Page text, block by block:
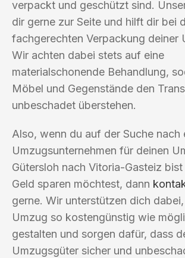
verpackt und geschützt sind.
dir gerne zur Seite und hilft dir bei
fachgerechten Verpackung deiner
Wir achten dabei stets auf eine
materialschonende Behandlung,
Möbel und Gegenstände den
unbeschadet überstehen.
Also, wenn du auf der Suche nach
Umzugsunternehmen für deinen
Gütersloh nach Vitoria-Gasteiz
Geld sparen möchtest, dann
gerne. Wir unterstützen dich
Umzug so kostengünstig wie
gestalten und sorgen dafür, dass
Umzugsgüter sicher und